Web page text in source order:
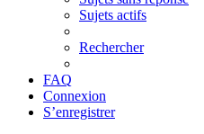
Sujets actifs
Rechercher
FAQ
Connexion
S’enregistrer